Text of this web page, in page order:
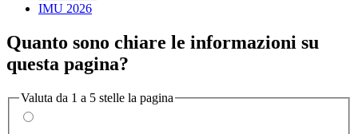
IMU 2026
Quanto sono chiare le informazioni su
questa pagina?
Valuta da 1 a 5 stelle la pagina